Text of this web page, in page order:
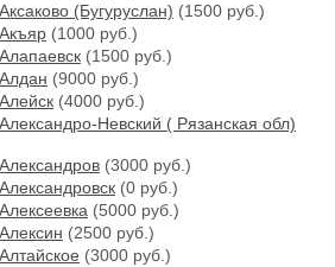
(Бугуруслан) (1500 руб.)
(1000 руб.)
(1500 руб.)
(9000 руб.)
(4000 руб.)
Невский ( Рязанская обл)
(3000 руб.)
(0 руб.)
(5000 руб.)
(2500 руб.)
(3000 руб.)